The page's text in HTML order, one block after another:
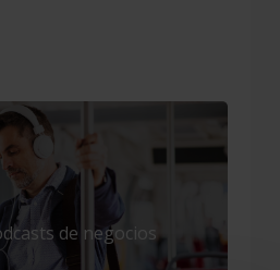
de negocios